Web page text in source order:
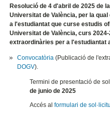
Resolució de 4 d'abril de 2025 de
Universitat de València, per la
a l'estudiantat que curse estudis
Universitat de València, curs
extraordinàries per a l'estudiantat
Convocatòria (Publicació de
DOGV).
Termini de presentació de
de junio de 2025
Accés alformulari de